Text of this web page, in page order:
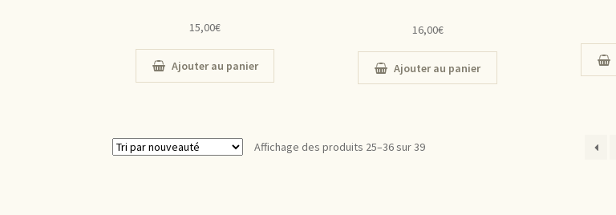
15,00€
Ajouter au panier
16,00€
Ajouter au panier
Affichage des produits 25–36 sur 39